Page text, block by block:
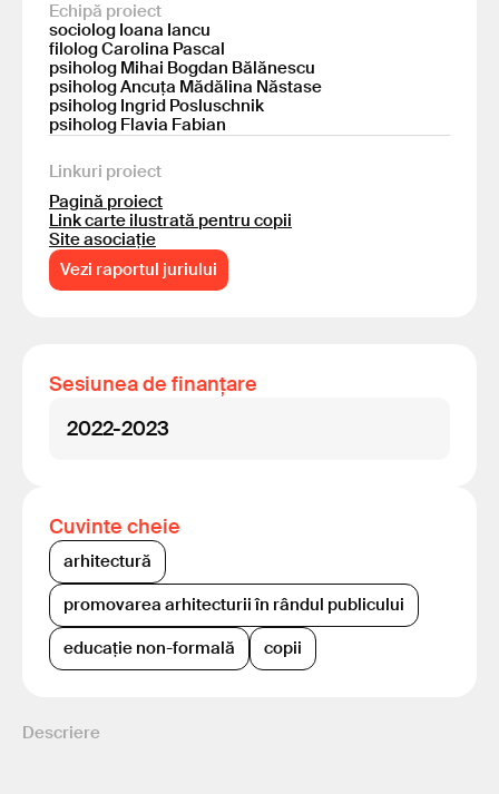
Echipă proiect
sociolog Ioana Iancu
filolog Carolina Pascal
psiholog Mihai Bogdan Bălănescu
psiholog Ancuța Mădălina Năstase
psiholog Ingrid Posluschnik
psiholog Flavia Fabian
Linkuri proiect
Pagină proiect
Link carte ilustrată pentru copii
Site asociație
Vezi raportul juriului
Sesiunea de finanțare
2022-2023
Cuvinte cheie
arhitectură
promovarea arhitecturii în rândul publicului
educație non-formală
copii
Descriere